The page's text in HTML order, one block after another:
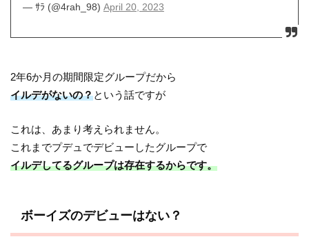
— ｻﾗ (@4rah_98) April 20, 2023
2年6か月の期間限定グループだから
イルデがないの？という話ですが
これは、あまり考えられません。
これまでプデュでデビューしたグループで
イルデしてるグループは存在するからです。
ボーイズのデビューはない？